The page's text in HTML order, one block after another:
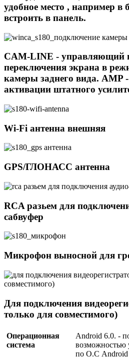
удобное место , например в
встроить в панель.
CAM-LINE - управляющий
переключения экрана в
камеры заднего вида. AMP
активации штатного
Wi-Fi антенна внешняя
GPS/ГЛОНАСС антенна
RCA разьем для
сабвуфер
Микрофон выносной для
Для подключения
только для совместимого)
Операционная
система
Android 6.0. -
возможностью
по О.С Android